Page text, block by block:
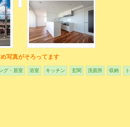
写真がそろってます
グ・居室 浴室 キッチン 玄関 洗面所 収納